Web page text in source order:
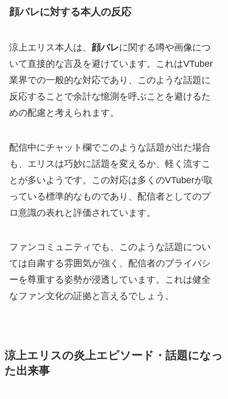
顔バレに対する本人の反応
涼上エリス本人は、 顔バレに関する噂や画像につ
いて直接的な言及を避けています。これはVTuber
業界での一般的な対応であり、このような話題に
反応することで余計な憶測を呼ぶことを避けるた
めの配慮と考えられます。
配信中にチャット欄でこのような話題が出た場合
も、エリスは巧妙に話題を変えるか、軽く流すこ
とが多いようです。この対応は多くのVTuberが取
っている標準的なものであり、配信者としてのプ
ロ意識の表れと評価されています。
ファンコミュニティでも、このような話題につい
ては自粛する雰囲気が強く、配信者のプライバシ
ーを尊重する姿勢が浸透しています。これは健全
なファン文化の証拠と言えるでしょう。
涼上エリスの炎上エピソード・話題になっ
た出来事